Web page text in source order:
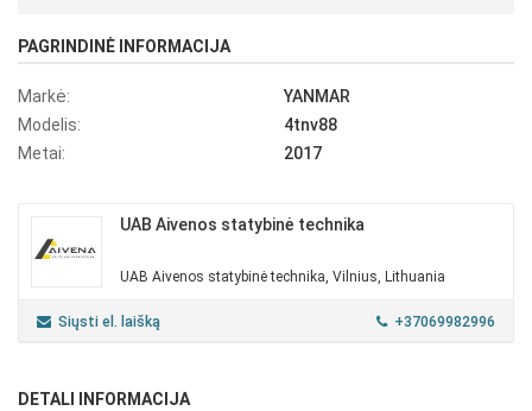
PAGRINDINĖ INFORMACIJA
Markė:
YANMAR
Modelis:
4tnv88
Metai:
2017
UAB Aivenos statybinė technika
UAB Aivenos statybinė technika, Vilnius, Lithuania
Siųsti el. laišką +37069982996
DETALI INFORMACIJA